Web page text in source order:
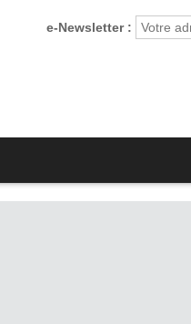
e-Newsletter :